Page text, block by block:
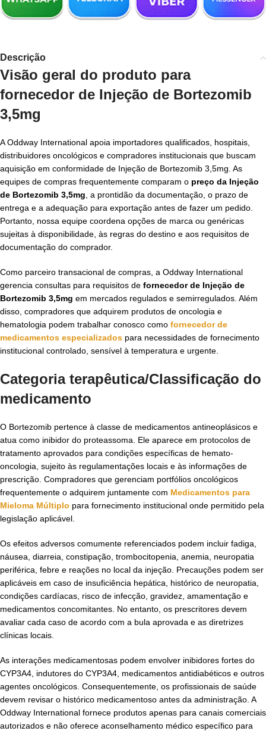
Descrição
Visão geral do produto para
fornecedor de Injeção de Bortezomib
3,5mg
A Oddway International apoia importadores qualificados, hospitais,
distribuidores oncológicos e compradores institucionais que buscam
aquisição em conformidade de Injeção de Bortezomib 3,5mg. As
equipes de compras frequentemente comparam o preço da Injeção
de Bortezomib 3,5mg , a prontidão da documentação, o prazo de
entrega e a adequação para exportação antes de fazer um pedido.
Portanto, nossa equipe coordena opções de marca ou genéricas
sujeitas à disponibilidade, às regras do destino e aos requisitos de
documentação do comprador.
Como parceiro transacional de compras, a Oddway International
gerencia consultas para requisitos de fornecedor de Injeção de
Bortezomib 3,5mg em mercados regulados e semirregulados. Além
disso, compradores que adquirem produtos de oncologia e
hematologia podem trabalhar conosco como fornecedor de
medicamentos especializados para necessidades de fornecimento
institucional controlado, sensível à temperatura e urgente.
Categoria terapêutica/Classificação do
medicamento
O Bortezomib pertence à classe de medicamentos antineoplásicos e
atua como inibidor do proteassoma. Ele aparece em protocolos de
tratamento aprovados para condições específicas de hemato-
oncologia, sujeito às regulamentações locais e às informações de
prescrição. Compradores que gerenciam portfólios oncológicos
frequentemente o adquirem juntamente com Medicamentos para
Mieloma Múltiplo para fornecimento institucional onde permitido pela
legislação aplicável.
Os efeitos adversos comumente referenciados podem incluir fadiga,
náusea, diarreia, constipação, trombocitopenia, anemia, neuropatia
periférica, febre e reações no local da injeção. Precauções podem ser
aplicáveis em caso de insuficiência hepática, histórico de neuropatia,
condições cardíacas, risco de infecção, gravidez, amamentação e
medicamentos concomitantes. No entanto, os prescritores devem
avaliar cada caso de acordo com a bula aprovada e as diretrizes
clínicas locais.
As interações medicamentosas podem envolver inibidores fortes do
CYP3A4, indutores do CYP3A4, medicamentos antidiabéticos e outros
agentes oncológicos. Consequentemente, os profissionais de saúde
devem revisar o histórico medicamentoso antes da administração. A
Oddway International fornece produtos apenas para canais comerciais
autorizados e não oferece aconselhamento médico específico para